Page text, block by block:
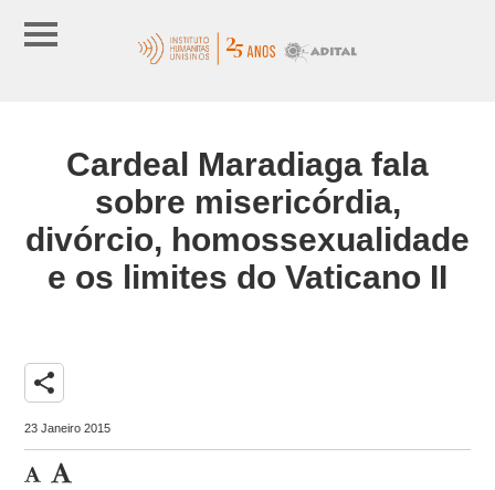
Cardeal Maradiaga fala
sobre misericórdia,
divórcio, homossexualidade
e os limites do Vaticano II
share
23 Janeiro 2015